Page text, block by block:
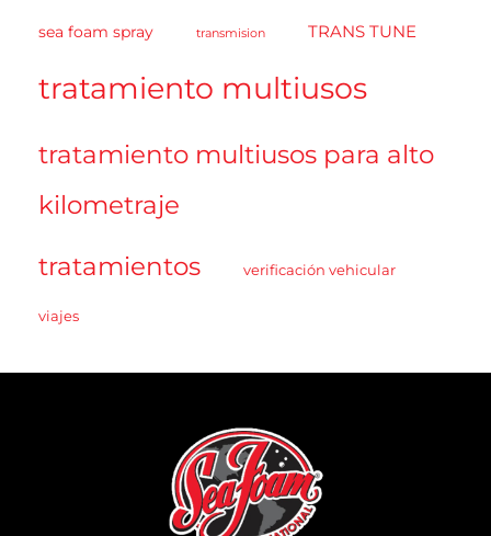
sea foam spray transmision TRANS TUNE
tratamiento multiusos
tratamiento multiusos para alto
kilometraje
tratamientos verificación vehicular
viajes